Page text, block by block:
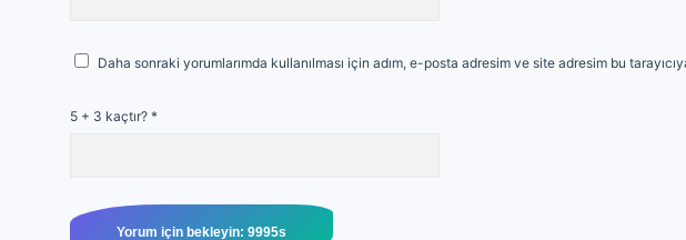
Daha sonraki yorumlarımda kullanılması için adım, e-posta adresim ve site adresim bu
5 + 3 kaçtır? *